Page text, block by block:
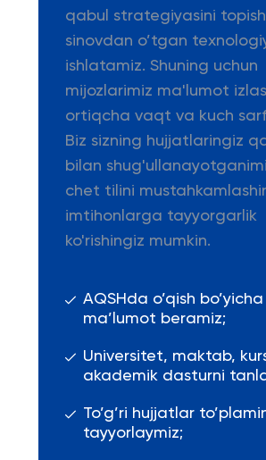
qabul strategiyasini
sinovdan o’tgan
ishlatamiz. Shuning uchun
mijozlarimiz ma'lumot
ortiqcha vaqt va kuch
Biz sizning hujjatlaringiz
bilan
chet tilini
imtihonlarga tayyorgarlik
ko'rishingiz mumkin.
AQSHda o’qish bo’yicha
ma’lumot beramiz;
Universitet, maktab,
akademik dasturni
To’g’ri hujjatlar
tayyorlaymiz;